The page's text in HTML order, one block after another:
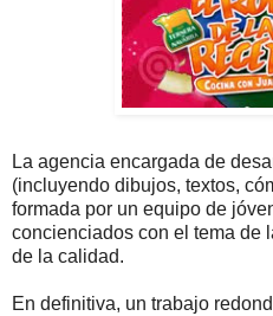
La agencia encargada de
(incluyendo dibujos, textos,
formada por un equipo de
concienciados con el tema de
de la calidad.
En definitiva, un trabajo